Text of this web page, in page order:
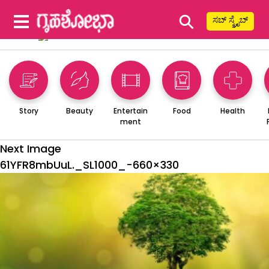
⚲ ಸಬ್ ಸ್ಕ್ರೈಬ್
Story Beauty
Entertain
ment
Food Health
Next Image
61YFR8mbUuL._SL1000_-660×330